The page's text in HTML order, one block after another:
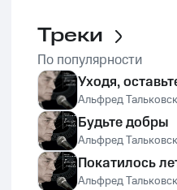
Треки
По популярности
Уходя,
Альфред
Будьте добры
Альфред
Покатилось
Альфред